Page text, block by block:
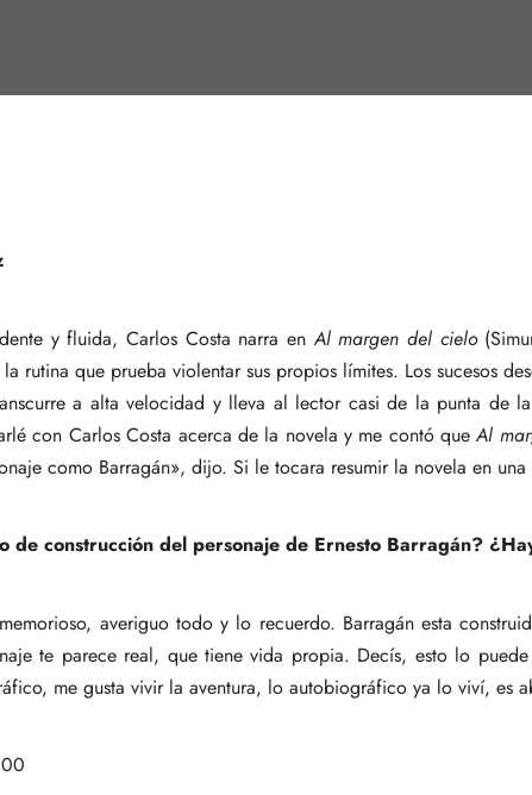
y fluida, Carlos Costa narra enAl margen del cielo
rutina que prueba violentar sus propios límites. Los sucesos
a alta velocidad y lleva al lector casi de la punta de
con Carlos Costa acerca de la novela y me contó queAl
como Barragán», dijo. Si le tocara resumir la novela en
de construcción del personaje de Ernesto Barragán?
averiguo todo y lo recuerdo. Barragán esta
te parece real, que tiene vida propia. Decís, esto lo
me gusta vivir la aventura, lo autobiográfico ya lo viví, es